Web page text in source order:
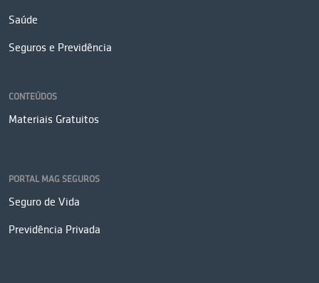
Saúde
Seguros e Previdência
CONTEÚDOS
Materiais Gratuitos
PORTAL MAG SEGUROS
Seguro de Vida
Previdência Privada